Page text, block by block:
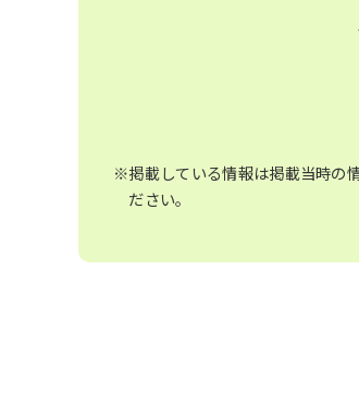
※掲載している情報は掲載当時の
ださい。